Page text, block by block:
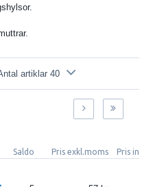
artiklar 40
Saldo Pris exkl.moms Pris